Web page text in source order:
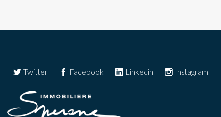
Twitter Facebook Linkedin Instagram